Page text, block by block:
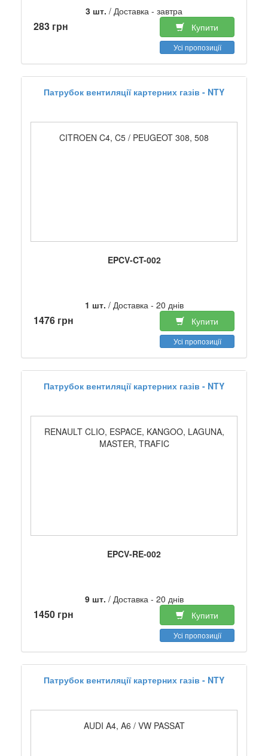
3 шт. / Доставка - завтра
283 грн Купити
Усі пропозиції
Патрубок вентиляції картерних газів - NTY
CITROEN C4, C5 / PEUGEOT 308, 508
EPCV-CT-002
1 шт. / Доставка - 20 днів
1476 грн Купити
Усі пропозиції
Патрубок вентиляції картерних газів - NTY
RENAULT CLIO, ESPACE, KANGOO, LAGUNA,
MASTER, TRAFIC
EPCV-RE-002
9 шт. / Доставка - 20 днів
1450 грн Купити
Усі пропозиції
Патрубок вентиляції картерних газів - NTY
AUDI A4, A6 / VW PASSAT